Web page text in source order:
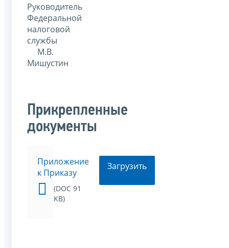
Руководитель
Федеральной
налоговой
службы
М.В.
Мишустин
Прикрепленные
документы
Приложение
к Приказу
(DOC 91
KB)
Загрузить